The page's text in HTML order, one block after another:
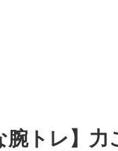
腕トレ】